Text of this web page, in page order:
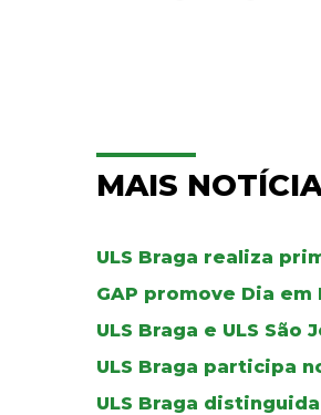
MAIS
ULS Braga realiza
GAP promove Dia em
ULS Braga e ULS
ULS Braga participa
ULS Braga